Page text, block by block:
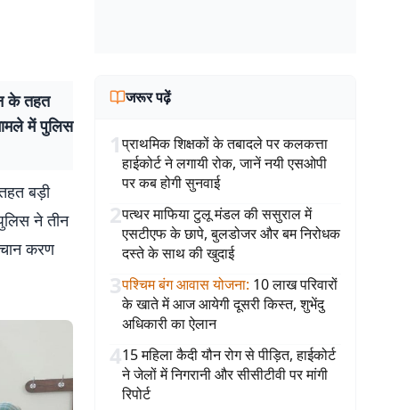
के तहत
में पुलिस
बड़ी
ने तीन
करण
जरूर पढ़ें
1प्राथमिक शिक्षकों के तबादले पर कलकत्ता
हाईकोर्ट ने लगायी रोक, जानें नयी एसओपी
पर कब होगी सुनवाई
2पत्थर माफिया टुलू मंडल की ससुराल में
एसटीएफ के छापे, बुलडोजर और बम निरोधक
दस्ते के साथ की खुदाई
3पश्चिम बंग आवास योजना: 10 लाख परिवारों
के खाते में आज आयेगी दूसरी किस्त, शुभेंदु
अधिकारी का ऐलान
415 महिला कैदी यौन रोग से पीड़ित, हाईकोर्ट
ने जेलों में निगरानी और सीसीटीवी पर मांगी
रिपोर्ट